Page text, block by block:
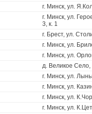
г. Минск, ул.
г. Минск, ул.
3, к. 1
г. Брест, ул.
г. Минск, ул.
г. Минск, ул.
д. Великое Село,
г. Минск, ул.
г. Минск, ул.
г. Минск, ул.
г. Минск, ул.